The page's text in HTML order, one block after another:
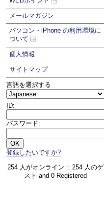
メールマガジン
パソコン・iPhone の利用環境に
ついて
個人情報
サイトマップ
言語を選択する
ID:
パスワード:
登録したいですか?
254 人がオンライン :: 254 人のゲ
スト and 0 Registered